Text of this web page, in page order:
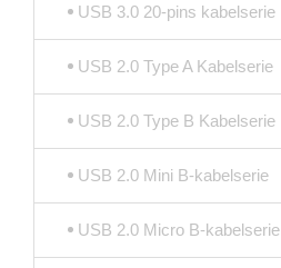
USB 3.0 20-pins kabelserie
USB 2.0 Type A Kabelserie
USB 2.0 Type B Kabelserie
USB 2.0 Mini B-kabelserie
USB 2.0 Micro B-kabelserie